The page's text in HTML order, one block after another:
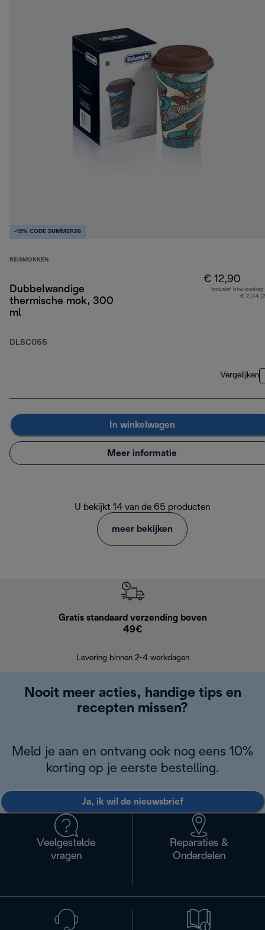
-15% CODE SUMMER26
REISMOKKEN
Dubbelwandige
thermische mok, 300
ml
DLSC055
€ 12,90
Inclusief btw-bedrag
€ 2,24
Vergelijken
In winkelwagen
Meer informatie
U bekijkt 14 van de 65 producten
meer bekijken
Gratis standaard verzending boven
49€
Levering binnen 2-4 werkdagen
Nooit meer acties, handige tips en
recepten missen?
Meld je aan en ontvang ook nog eens 10%
korting op je eerste bestelling.
Ja, ik wil de nieuwsbrief
Veelgestelde
vragen
Reparaties &
Onderdelen